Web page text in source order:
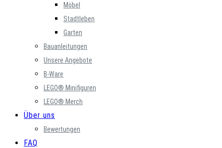
Möbel
Stadtleben
Garten
Bauanleitungen
Unsere Angebote
B-Ware
LEGO® Minifiguren
LEGO® Merch
Über uns
Bewertungen
FAQ